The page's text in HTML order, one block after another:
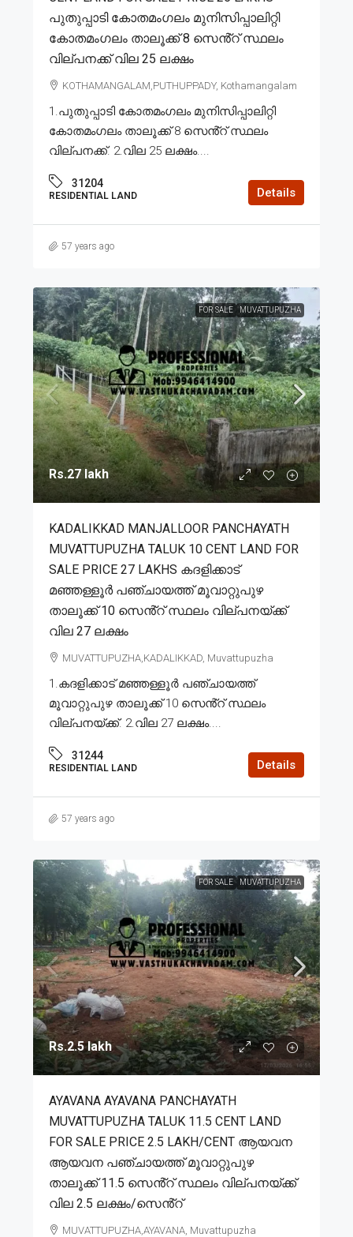
പുതുപ്പാടി കോതമംഗലം മുനിസിപ്പാലിറ്റി
കോതമംഗലം താലൂക്ക് 8 സെൻ്റ് സ്ഥലം
വില്പനക്ക് വില 25 ലക്ഷം
KOTHAMANGALAM,PUTHUPPADY, Kothamangalam
1.പുതുപ്പാടി കോതമംഗലം മുനിസിപ്പാലിറ്റി
കോതമംഗലം താലൂക്ക് 8 സെൻ്റ് സ്ഥലം
വില്പനക്ക്. 2.വില 25 ലക്ഷം....
31204
RESIDENTIAL LAND Details
57 years ago
FOR SALE MUVATTUPUZHA
Rs.27 lakh
KADALIKKAD MANJALLOOR PANCHAYATH
MUVATTUPUZHA TALUK 10 CENT LAND FOR
SALE PRICE 27 LAKHS കദളിക്കാട്
മഞ്ഞള്ളൂർ പഞ്ചായത്ത് മൂവാറ്റുപുഴ
താലൂക്ക് 10 സെൻ്റ് സ്ഥലം വില്പനയ്ക്ക്
വില 27 ലക്ഷം
MUVATTUPUZHA,KADALIKKAD, Muvattupuzha
1.കദളിക്കാട് മഞ്ഞള്ളൂർ പഞ്ചായത്ത്
മൂവാറ്റുപുഴ താലൂക്ക് 10 സെൻ്റ് സ്ഥലം
വില്പനയ്ക്ക്. 2.വില 27 ലക്ഷം....
31244
RESIDENTIAL LAND Details
57 years ago
FOR SALE MUVATTUPUZHA
Rs.2.5 lakh
AYAVANA AYAVANA PANCHAYATH
MUVATTUPUZHA TALUK 11.5 CENT LAND
FOR SALE PRICE 2.5 LAKH/CENT ആയവന
ആയവന പഞ്ചായത്ത് മൂവാറ്റുപുഴ
താലൂക്ക് 11.5 സെൻ്റ് സ്ഥലം വില്പനയ്ക്ക്
വില 2.5 ലക്ഷം/സെൻ്റ്
MUVATTUPUZHA,AYAVANA, Muvattupuzha